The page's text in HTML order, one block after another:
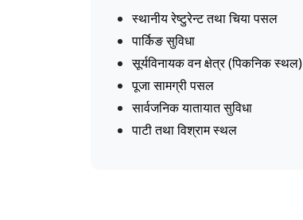
स्थानीय रेष्टुरेन्ट तथा चिया पसल
पार्किङ सुविधा
सूर्यविनायक वन क्षेत्र (पिकनिक स्थल)
पूजा सामग्री पसल
सार्वजनिक यातायात सुविधा
पाटी तथा विश्राम स्थल